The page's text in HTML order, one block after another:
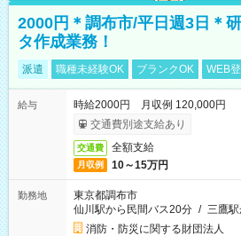
2000円＊調布市/平日週3日＊
タ作成業務！
派遣 職種未経験OK ブランクOK WEB
給与
時給2000円 月収例 120,000円
交通費別途支給あり
交通費 全額支給
月収例 10～15万円
勤務地
東京都調布市
仙川駅から民間バス20分 / 三鷹
消防・防災に関する財団法人